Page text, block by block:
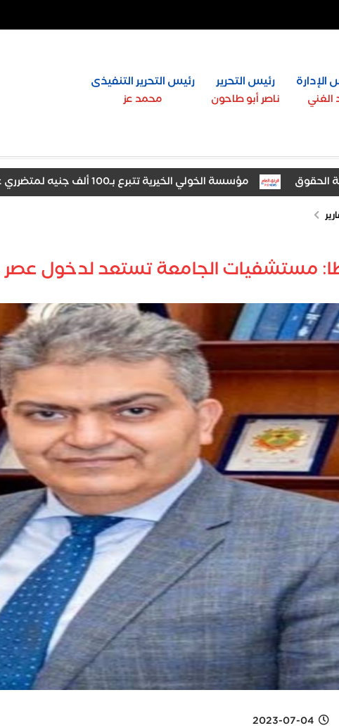
الغني
رئيس التحرير
ناصر أبو طاحون
رئيس التحرير التنفيذى
محمد عز
مؤسسة الخولي الخيرية تتبرع بـ100 ألف جنيه لمتضرري عقار زفتى المنهار
مستشفيات الجامعة تستعد لدخول عصر
2023-07-04